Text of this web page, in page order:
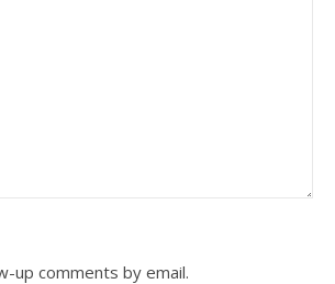
up comments by email.